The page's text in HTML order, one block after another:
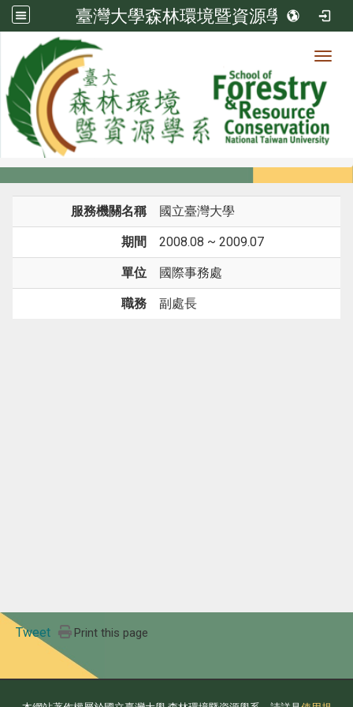
臺灣大學森林環境暨資源學系
系所成員
系所成員
服務機關名稱 國立臺灣大學
期間 2008.08 ~ 2009.07
單位 國際事務處
職務 副處長
Tweet Print this page